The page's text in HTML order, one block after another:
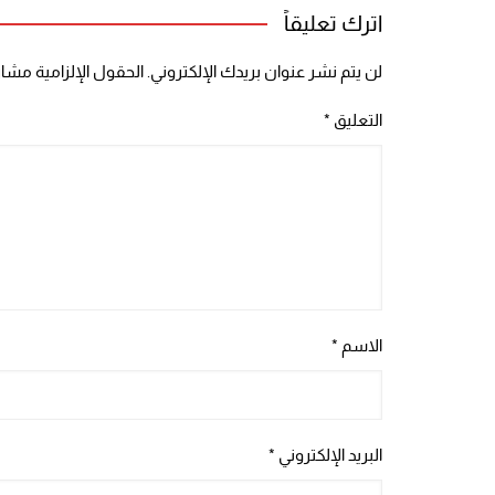
اترك تعليقاً
لن يتم نشر عنوان بريدك الإلكتروني. الحقول الإلزامية مشار
التعليق *
الاسم *
البريد الإلكتروني *